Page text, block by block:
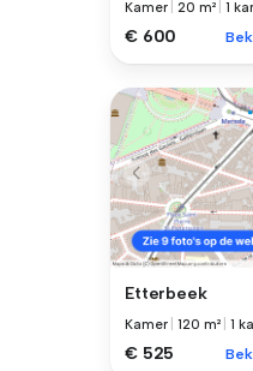
Kamer 20 m² |1
€ 600
Etterbeek
Kamer |120 m² |1
€ 525